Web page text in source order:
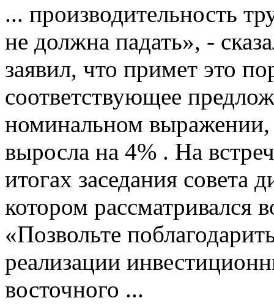
... производительность
не должна падать», -
заявил, что примет это
соответствующее
номинальном выражении,
выросла на 4% . На
итогах заседания совета
котором рассматривался
«Позвольте
реализации
восточного ...